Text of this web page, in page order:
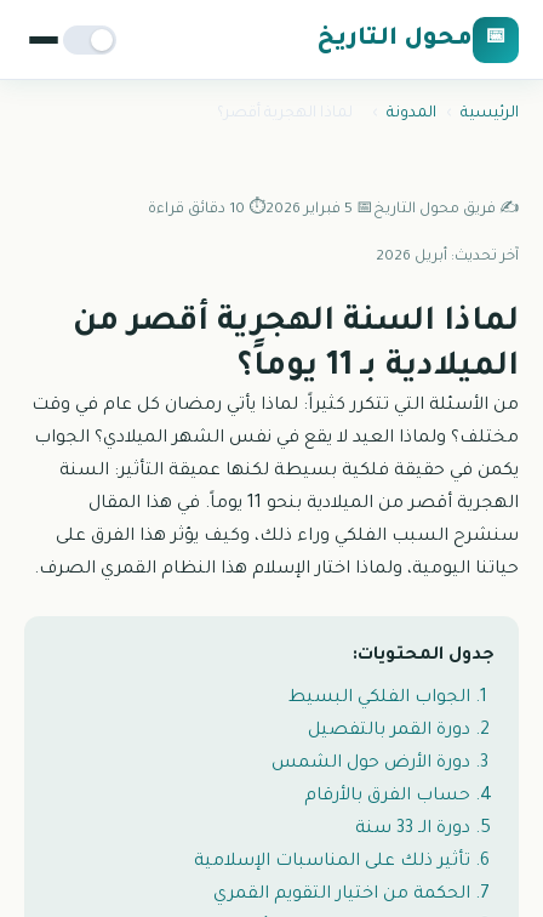
📅 محول التاريخ
الرئيسية المدونة لماذا الهجرية أقصر؟
✍️ فريق محول التاريخ 📅 5 فبراير 2026 ⏱️ 10 دقائق قراءة
آخر تحديث: أبريل 2026
لماذا السنة الهجرية أقصر من
الميلادية بـ 11 يوماً؟
من الأسئلة التي تتكرر كثيراً: لماذا يأتي رمضان كل عام في وقت
مختلف؟ ولماذا العيد لا يقع في نفس الشهر الميلادي؟ الجواب
يكمن في حقيقة فلكية بسيطة لكنها عميقة التأثير: السنة
الهجرية أقصر من الميلادية بنحو 11 يوماً. في هذا المقال
سنشرح السبب الفلكي وراء ذلك، وكيف يؤثر هذا الفرق على
حياتنا اليومية، ولماذا اختار الإسلام هذا النظام القمري الصرف.
جدول المحتويات:
الجواب الفلكي البسيط
دورة القمر بالتفصيل
دورة الأرض حول الشمس
حساب الفرق بالأرقام
دورة الـ 33 سنة
تأثير ذلك على المناسبات الإسلامية
الحكمة من اختيار التقويم القمري